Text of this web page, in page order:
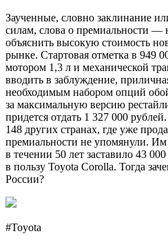
Заученные, словно заклинание
силам, слова о премиальности —
объяснить высокую стоимость
рынке. Стартовая отметка в 949
мотором 1,3 л и механической
вводить в заблуждение,
необходимым набором опций
за максимальную версию
придется отдать 1 327 000
148 других странах, где уже
премиальности не упомянули. Им
в течении 50 лет заставило 43
в пользу Toyota Corolla. Тогда
России?
#Toyota